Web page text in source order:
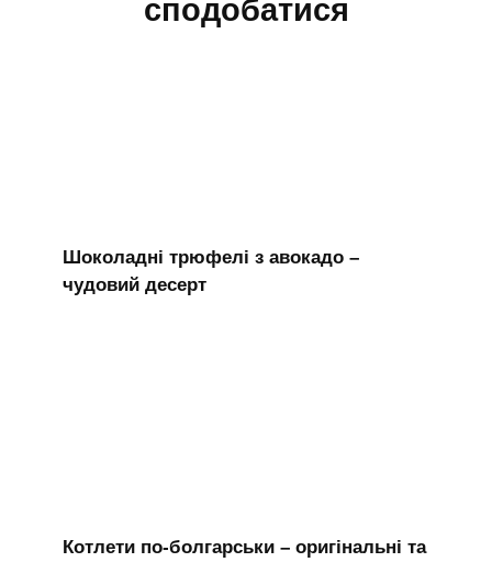
сподобатися
Шоколадні трюфелі з авокадо –
чудовий десерт
Котлети по-болгарськи – оригінальні та